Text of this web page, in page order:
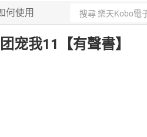
何使用
宠我11【有聲書】